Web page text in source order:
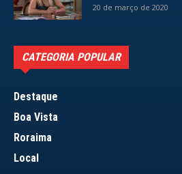
20 de março de 2020
CATEGORIA POPULAR
Destaque
Boa Vista
Roraima
Local